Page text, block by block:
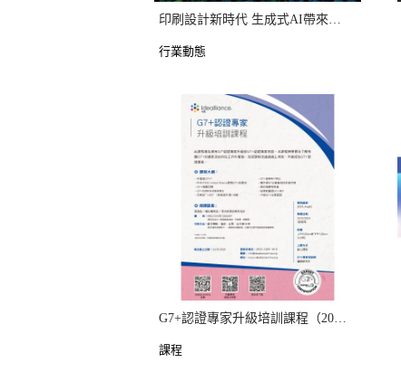
印刷設計新時代 生成式AI帶來的挑戰與機遇
行業動態
G7+認證專家升級培訓課程（2024年8月）
課程